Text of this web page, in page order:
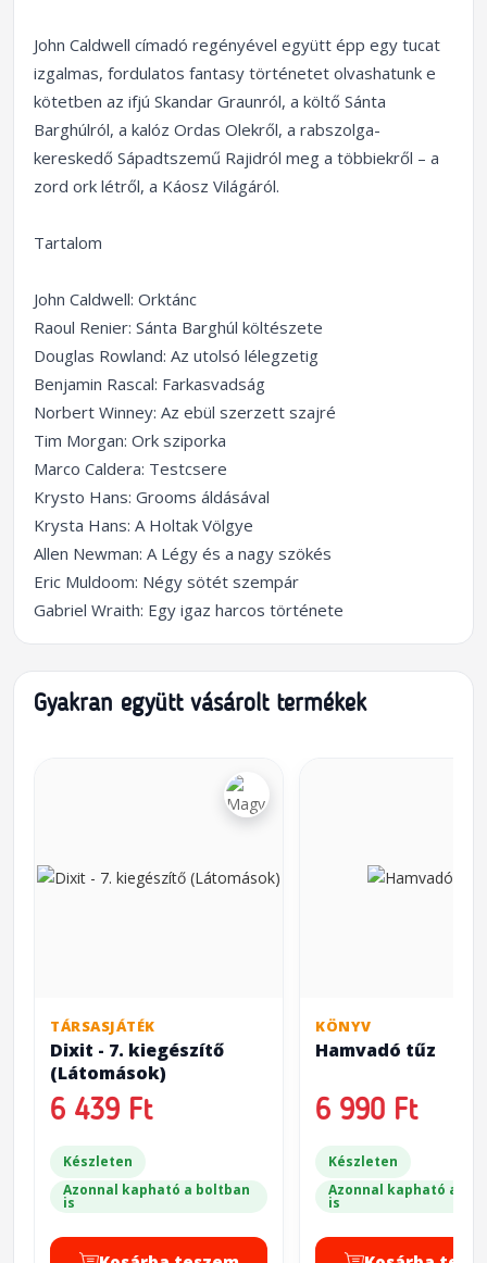
John Caldwell címadó regényével együtt épp egy tucat
izgalmas, fordulatos fantasy történetet olvashatunk e
kötetben az ifjú Skandar Graunról, a költő Sánta
Barghúlról, a kalóz Ordas Olekről, a rabszolga-
kereskedő Sápadtszemű Rajidról meg a többiekről – a
zord ork létről, a Káosz Világáról.
Tartalom
John Caldwell: Orktánc
Raoul Renier: Sánta Barghúl költészete
Douglas Rowland: Az utolsó lélegzetig
Benjamin Rascal: Farkasvadság
Norbert Winney: Az ebül szerzett szajré
Tim Morgan: Ork sziporka
Marco Caldera: Testcsere
Krysto Hans: Grooms áldásával
Krysta Hans: A Holtak Völgye
Allen Newman: A Légy és a nagy szökés
Eric Muldoom: Négy sötét szempár
Gabriel Wraith: Egy igaz harcos története
Gyakran együtt vásárolt termékek
TÁRSASJÁTÉK
Dixit - 7. kiegészítő
(Látomások)
6 439 Ft
Készleten
Azonnal kapható a boltban
is
KÖNYV
Hamvadó tűz
6 990 Ft
Készleten
Azonnal kapható a
is